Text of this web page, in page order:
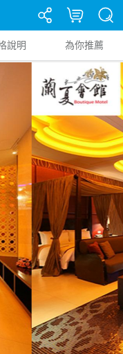
說明 為你推薦